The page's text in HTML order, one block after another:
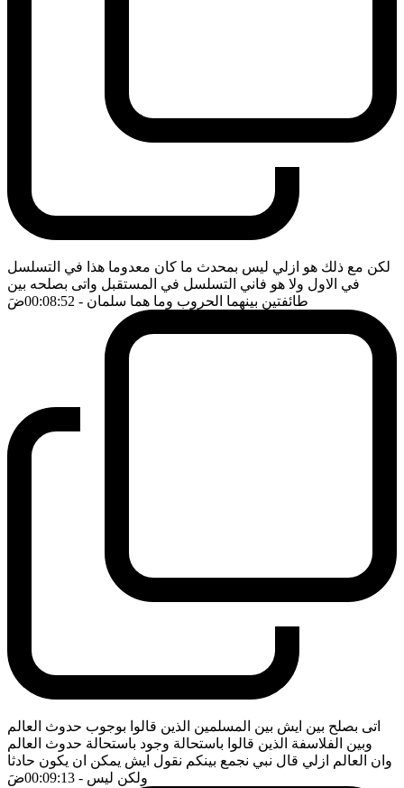
لكن مع ذلك هو ازلي ليس بمحدث ما كان معدوما هذا في التسلسل
في الاول ولا هو فاني التسلسل في المستقبل واتى بصلحه بين
طائفتين بينهما الحروب وما هما سلمان - 00:08:52 ضَ
اتى بصلح بين ايش بين المسلمين الذين قالوا بوجوب حدوث العالم
وبين الفلاسفة الذين قالوا باستحالة وجود باستحالة حدوث العالم
وان العالم ازلي قال نبي نجمع بينكم نقول ايش يمكن ان يكون حادثا
ولكن ليس - 00:09:13 ضَ